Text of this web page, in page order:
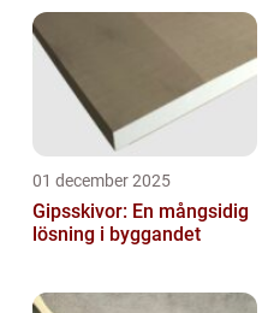
01 december 2025
Gipsskivor: En mångsidig
lösning i byggandet